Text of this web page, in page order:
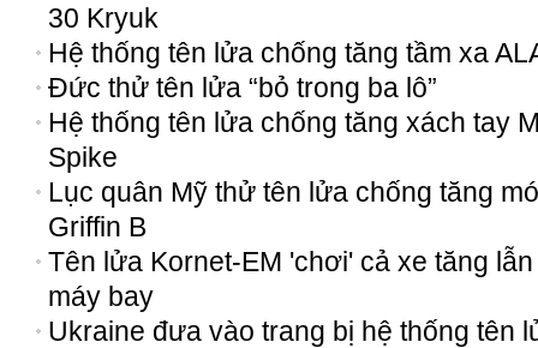
30 Kryuk
Hệ thống tên lửa chống tăng tầm xa
Đức thử tên lửa “bỏ trong ba lô”
Hệ thống tên lửa chống tăng xách tay
Spike
Lục quân Mỹ thử tên lửa chống tăng
Griffin B
Tên lửa Kornet-EM 'chơi' cả xe tăng lẫn
máy bay
Ukraine đưa vào trang bị hệ thống tên